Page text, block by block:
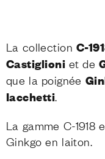
La collection C-
Castiglioni et de
que la poignée
Iacchetti.
La gamme C-1918
Ginkgo en laiton.